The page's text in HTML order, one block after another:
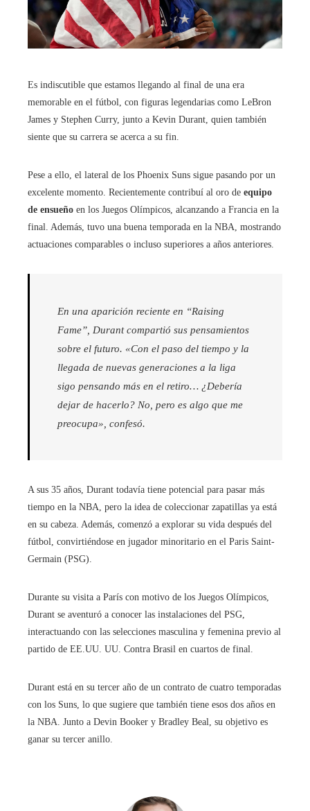
Es indiscutible que estamos llegando al final de una era
memorable en el fútbol, ​​con figuras legendarias como LeBron
James y Stephen Curry, junto a Kevin Durant, quien también
siente que su carrera se acerca a su fin.
Pese a ello, el lateral de los Phoenix Suns sigue pasando por un
excelente momento. Recientemente contribuí al oro de equipo
de ensueño en los Juegos Olímpicos, alcanzando a Francia en la
final. Además, tuvo una buena temporada en la NBA, mostrando
actuaciones comparables o incluso superiores a años anteriores.
En una aparición reciente en “Raising
Fame”, Durant compartió sus pensamientos
sobre el futuro. «Con el paso del tiempo y la
llegada de nuevas generaciones a la liga
sigo pensando más en el retiro… ¿Debería
dejar de hacerlo? No, pero es algo que me
preocupa», confesó.
A sus 35 años, Durant todavía tiene potencial para pasar más
tiempo en la NBA, pero la idea de coleccionar zapatillas ya está
en su cabeza. Además, comenzó a explorar su vida después del
fútbol, ​​convirtiéndose en jugador minoritario en el Paris Saint-
Germain (PSG).
Durante su visita a París con motivo de los Juegos Olímpicos,
Durant se aventuró a conocer las instalaciones del PSG,
interactuando con las selecciones masculina y femenina previo al
partido de EE.UU. UU. Contra Brasil en cuartos de final.
Durant está en su tercer año de un contrato de cuatro temporadas
con los Suns, lo que sugiere que también tiene esos dos años en
la NBA. Junto a Devin Booker y Bradley Beal, su objetivo es
ganar su tercer anillo.